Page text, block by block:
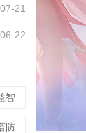
07-21
06-22
智
防